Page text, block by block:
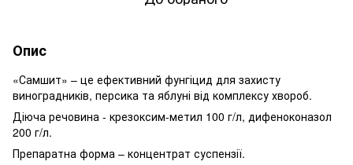
Опис
«Самшит» – це ефективний фунгіцид для захисту
виноградників, персика та яблуні від комплексу хвороб.
Діюча речовина - крезоксим-метил 100 г/л, дифеноконазол
200 г/л.
Препаратна форма – концентрат суспензії.